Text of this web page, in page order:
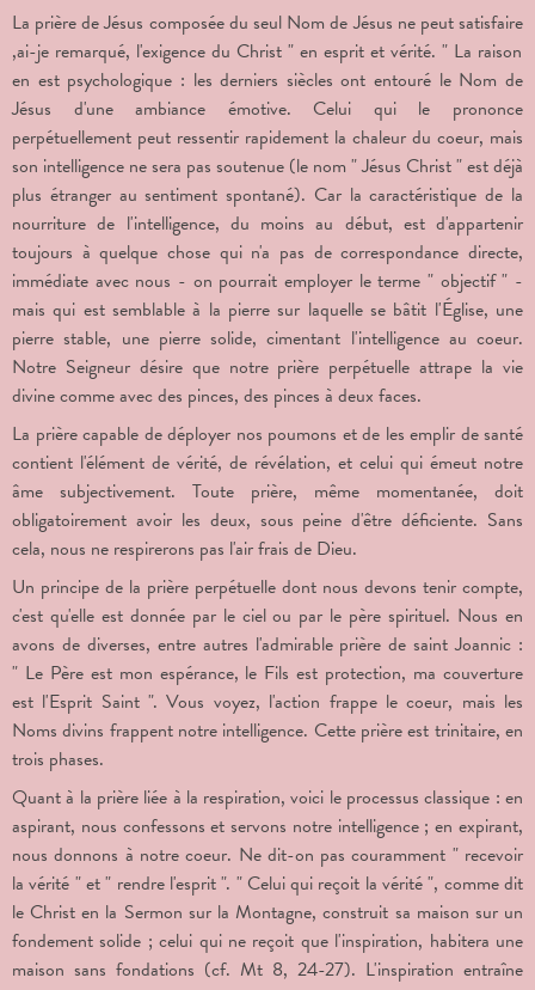
La prière de Jésus composée du seul Nom de Jésus ne peut satisfaire
,ai-je remarqué, l'exigence du Christ " en esprit et vérité. " La raison
en est psychologique : les derniers siècles ont entouré le Nom de
Jésus d'une ambiance émotive. Celui qui le prononce
perpétuellement peut ressentir rapidement la chaleur du coeur, mais
son intelligence ne sera pas soutenue (le nom " Jésus Christ " est déjà
plus étranger au sentiment spontané). Car la caractéristique de la
nourriture de l'intelligence, du moins au début, est d'appartenir
toujours à quelque chose qui n'a pas de correspondance directe,
immédiate avec nous - on pourrait employer le terme " objectif " -
mais qui est semblable à la pierre sur laquelle se bâtit l'Église, une
pierre stable, une pierre solide, cimentant l'intelligence au coeur.
Notre Seigneur désire que notre prière perpétuelle attrape la vie
divine comme avec des pinces, des pinces à deux faces.
La prière capable de déployer nos poumons et de les emplir de santé
contient l'élément de vérité, de révélation, et celui qui émeut notre
âme subjectivement. Toute prière, même momentanée, doit
obligatoirement avoir les deux, sous peine d'être déficiente. Sans
cela, nous ne respirerons pas l'air frais de Dieu.
Un principe de la prière perpétuelle dont nous devons tenir compte,
c'est qu'elle est donnée par le ciel ou par le père spirituel. Nous en
avons de diverses, entre autres l'admirable prière de saint Joannic :
" Le Père est mon espérance, le Fils est protection, ma couverture
est l'Esprit Saint ". Vous voyez, l'action frappe le coeur, mais les
Noms divins frappent notre intelligence. Cette prière est trinitaire, en
trois phases.
Quant à la prière liée à la respiration, voici le processus classique : en
aspirant, nous confessons et servons notre intelligence ; en expirant,
nous donnons à notre coeur. Ne dit-on pas couramment " recevoir
la vérité " et " rendre l'esprit ". " Celui qui reçoit la vérité ", comme dit
le Christ en la Sermon sur la Montagne, construit sa maison sur un
fondement solide ; celui qui ne reçoit que l'inspiration, habitera une
maison sans fondations (cf. Mt 8, 24-27). L'inspiration entraîne